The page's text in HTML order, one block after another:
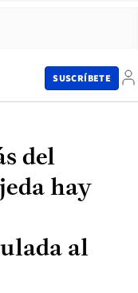
SUSCRÍBETE
del
hay
al